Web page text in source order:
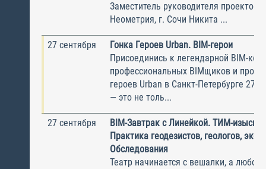
Заместитель руководителя проектов
Неометрия, г. Сочи Никита ...
27 сентября
Гонка Героев Urban. BIM-герои
Присоединись к легендарной BIM-
профессиональных BIMщиков и
героев Urban в Санкт-Петербурге 27
— это не толь...
27 сентября
BIM-Завтрак с Линейкой. ТИМ-
Практика геодезистов, геологов,
Обследования
Театр начинается с вешалки, а любой